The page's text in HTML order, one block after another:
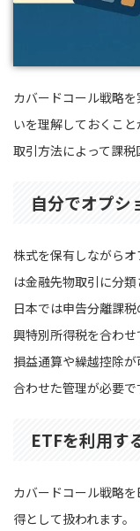
カバードコール戦略
いを理解しておくこと
取引方法によって課税
自分でオプシ
株式を保有しながら
は金融先物取引に分類
日本では申告分離課
興特別所得税を合わせ
損益通算や繰越控除
合わせた管理が必要で
ETFを利用す
カバードコール戦略
得として扱われます。